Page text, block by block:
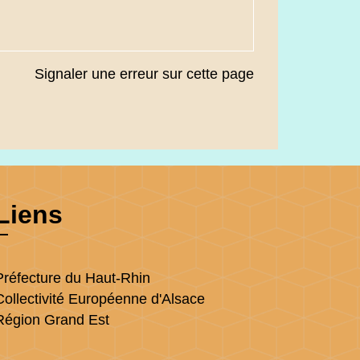
Signaler une erreur sur cette page
du Haut-Rhin
Européenne d'Alsace
Grand Est